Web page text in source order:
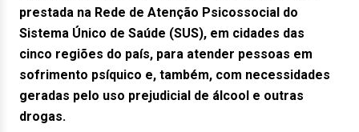
prestada na Rede de Atenção Psicossocial do
Sistema Único de Saúde (SUS), em cidades das
cinco regiões do país, para atender pessoas em
sofrimento psíquico e, também, com necessidades
geradas pelo uso prejudicial de álcool e outras
drogas.